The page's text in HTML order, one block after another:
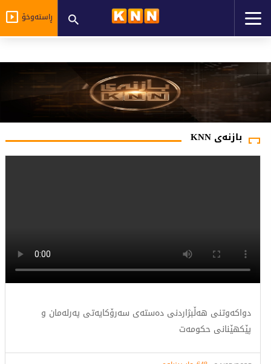
ڕاستەوخۆ
بازنەی KNN
دواکەوتنی هەڵبژاردنی دەستەی سەرۆکایەتی پەرلەمان و
پێکهێنانی حکومەت